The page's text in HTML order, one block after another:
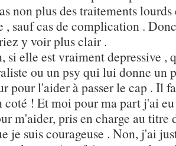
non plus des traitements
, sauf cas de complication .
y voir plus clair .
si elle est vraiment depressive
ou un psy qui lui donne un
pour l'aider à passer le cap . Il
coté ! Et moi pour ma part j'ai
m'aider, pris en charge au
je suis courageuse . Non, j'ai